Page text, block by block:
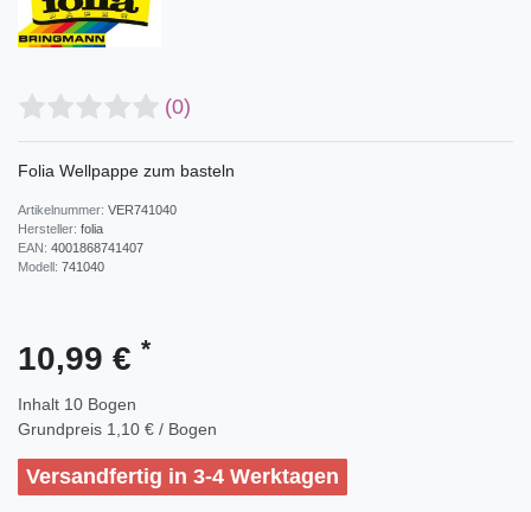
(0)
Folia Wellpappe zum basteln
Artikelnummer: VER741040
Hersteller: folia
EAN: 4001868741407
Modell: 741040
10,99 € *
Inhalt 10 Bogen
Grundpreis 1,10 € / Bogen
Versandfertig in 3-4 Werktagen